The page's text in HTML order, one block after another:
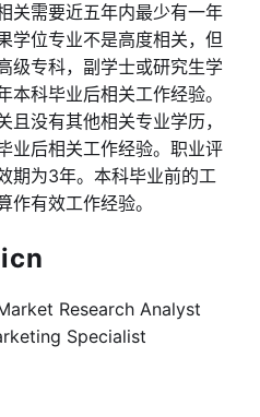
关需要近五年内最少有一年
学位专业不是高度相关，但
级专科，副学士或研究生学
科毕业后相关工作经验。
没有其他相关专业学历，
业后相关工作经验。职业评
期为3年。本科毕业前的工
有效工作经验。
Research Analyst
Specialist